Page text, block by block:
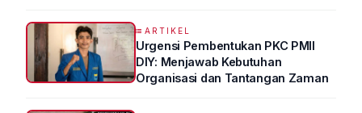
ARTIKEL
Urgensi Pembentukan PKC PMII
DIY: Menjawab Kebutuhan
Organisasi dan Tantangan Zaman